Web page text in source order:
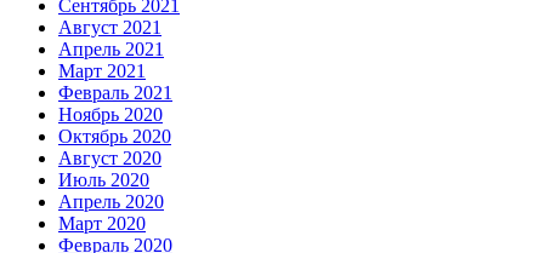
Сентябрь 2021
Август 2021
Апрель 2021
Март 2021
Февраль 2021
Ноябрь 2020
Октябрь 2020
Август 2020
Июль 2020
Апрель 2020
Март 2020
Февраль 2020